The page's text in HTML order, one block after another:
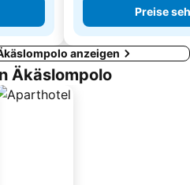
Preise
anzeigen
Äkäslompolo